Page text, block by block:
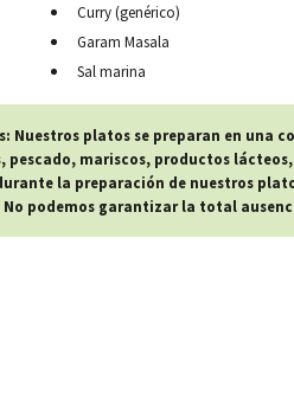
Curry (genérico)
Garam Masala
Sal marina
Nuestros platos se preparan en una
pescado, mariscos, productos
la preparación de nuestros
podemos garantizar la total